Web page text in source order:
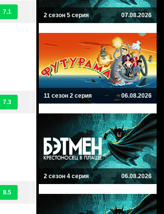
7.1
7.3
8.5
2 сезон 5 серия 07.08.2026
11 сезон 2 серия 06.08.2026
2 сезон 4 серия 06.08.2026